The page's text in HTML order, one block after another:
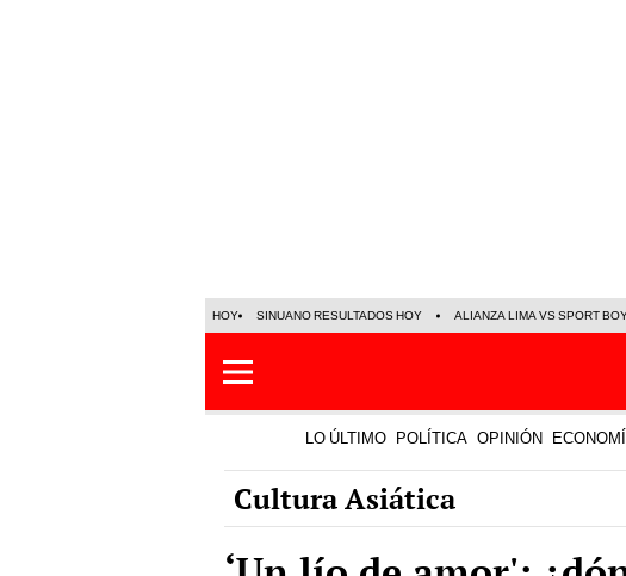
HOY SINUANO RESULTADOS HOY ALIANZA LIMA VS SPORT
LO ÚLTIMO POLÍTICA OPINIÓN
Cultura Asiática